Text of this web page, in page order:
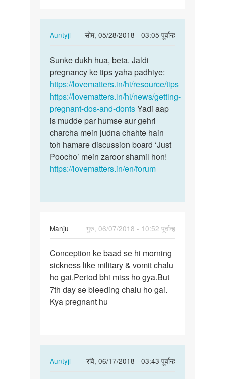
Auntyji
सोम, 05/28/2018 - 03:05 पूर्वान्ह
In
to
Mujhe
4
saal
phele
beti
hui…
by
Moli
parmar
Sunke
dukh
hua,
beta.
Jaldi…
Sunke dukh hua, beta. Jaldi
pregnancy ke tips yaha padhiye:
https://lovematters.in/hi/resource/tips
https://lovematters.in/hi/news/getting-
pregnant-dos-and-dontsYadi aap
is mudde par humse aur gehri
charcha mein judna chahte hain
toh hamare discussion board ‘Just
Poocho’ mein zaroor shamil hon!
https://lovematters.in/en/forum
Manju
गुरु, 06/07/2018 - 10:52 पूर्वान्ह
Conception
ke
baad
se
hi…
Conception ke baad se hi morning
sickness like military & vomit chalu
ho gai.Period bhi miss ho gya.But
7th day se bleeding chalu ho gai.
Kya pregnant hu
Auntyji
रवि, 06/17/2018 - 03:43 पूर्वान्ह
In